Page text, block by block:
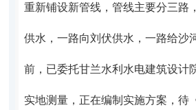
重新铺设新管线，管线主要分三路
供水，一路向刘伏供水，一路给沙
前，已委托甘兰水利水电建筑设计
实地测量，正在编制实施方案，待